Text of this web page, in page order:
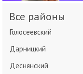
Все районы
Голосеевский
Дарницкий
Деснянский